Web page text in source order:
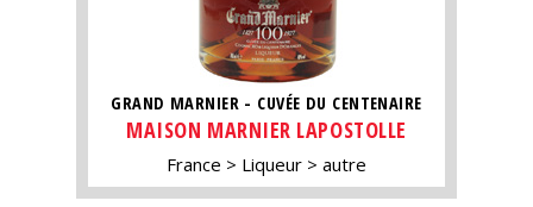
GRAND MARNIER - CUVÉE DU CENTENAIRE
MAISON MARNIER LAPOSTOLLE
France Liqueur autre